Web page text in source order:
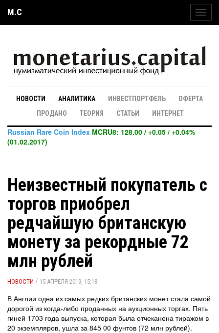
M.C
НОВОСТИ АНАЛИТИКА ИНВЕСТПОРТФЕЛЬ
ОФЕРТА
ПРОДАНО
ТЕОРИЯ СТАТЬИ ИНТЕРНЕТ
Russian Rare Coin Index MCRU8: 128.00 / +0.05 / +0.04%
(01.02.2017)
Неизвестный покупатель с
торгов приобрел
редчайшую британскую
монету за рекордные 72
млн рублей
НОВОСТИ / 15 АПРЕЛЯ 2019, 15:18
В Англии одна из самых редких британских монет стала самой
дорогой из когда-либо проданных на аукционных торгах. Пять
гиней 1703 года выпуска, которая была отчеканена тиражом в
20 экземпляров, ушла за 845 00 фунтов (72 млн рублей).